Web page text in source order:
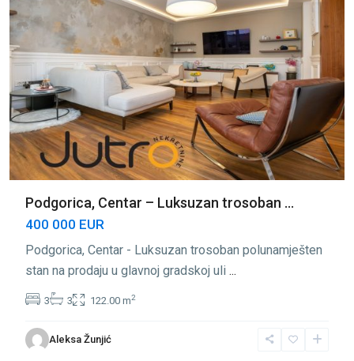
Podgorica, Centar – Luksuzan trosoban ...
400 000 EUR
Podgorica, Centar - Luksuzan trosoban polunamješten
stan na prodaju u glavnoj gradskoj uli ...
3 3 122.00 m2
Aleksa Žunjić
Baston,